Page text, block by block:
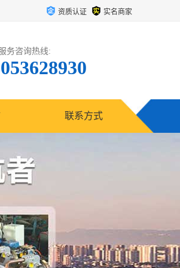
资质认证 实名商家
务咨询热线:
联系方式